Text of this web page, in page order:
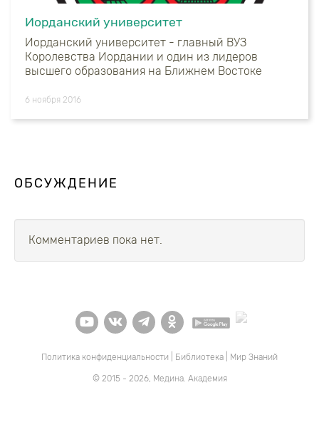
Иорданский университет
Иорданский университет - главный ВУЗ
Королевства Иордании и один из лидеров
высшего образования на Ближнем Востоке
6 ноября 2016
ОБСУЖДЕНИЕ
Комментариев пока нет.
Политика конфиденциальности Библиотека Мир Знаний
© 2015 - 2026, Медина. Академия